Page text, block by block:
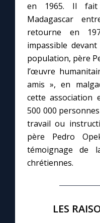
Prier au quotidien
Avec Thérèse de
L'Évangile chaque
Les premiers
Marie qui défait les
Me consacrer à
Une Minute avec
en 1965. Il
Madagascar
retourne en
impassible
population, père
l’œuvre
amis », en
cette association
500 000
travail ou
père Pedro
témoignage de
chrétiennes.
LES